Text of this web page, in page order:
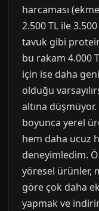
harcaması
2.500 TL ile
tavuk gibi
bu rakam 4.000
için ise daha
olduğu
altına düşmüyor.
boyunca yerel
hem daha ucuz
deneyimledim.
yöresel ürünler,
göre çok daha
yapmak ve